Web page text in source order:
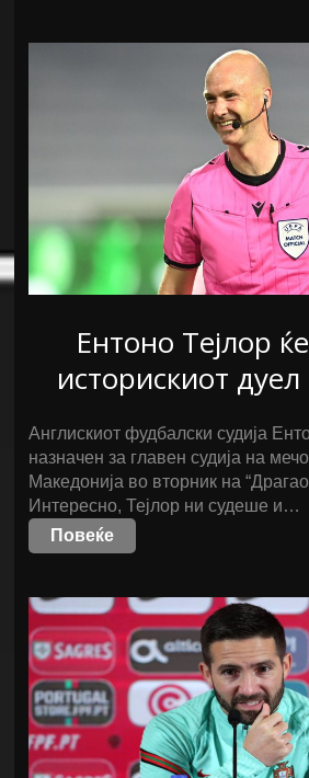
Ентоно Тејлор
историскиот
Англискиот фудбалски судија
назначен за главен судија на
Македонија во вторник на
Интересно, Тејлор ни судеше и…
Повеќе